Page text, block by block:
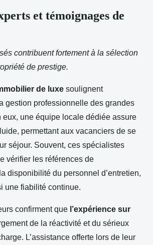
et témoignages de
contribuent fortement à la sélection
de prestige.
de luxe soulignent
gestion professionnelle des grandes
eux, une équipe locale dédiée assure
permettant aux vacanciers de se
séjour. Souvent, ces spécialistes
vérifier les références de
disponibilité du personnel d’entretien,
une fiabilité continue.
confirment que l’expérience sur
de la réactivité et du sérieux
L’assistance offerte lors de leur